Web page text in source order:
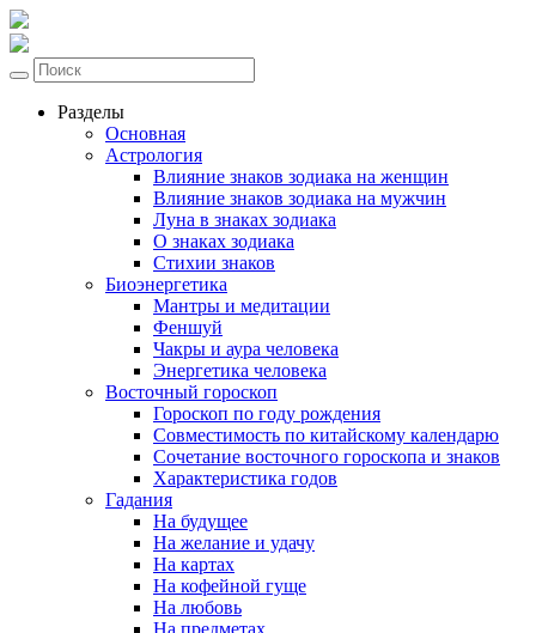
Разделы
Основная
Астрология
Влияние знаков зодиака на женщин
Влияние знаков зодиака на мужчин
Луна в знаках зодиака
О знаках зодиака
Стихии знаков
Биоэнергетика
Мантры и медитации
Феншуй
Чакры и аура человека
Энергетика человека
Восточный гороскоп
Гороскоп по году рождения
Совместимость по китайскому календарю
Сочетание восточного гороскопа и знаков
Характеристика годов
Гадания
На будущее
На желание и удачу
На картах
На кофейной гуще
На любовь
На предметах